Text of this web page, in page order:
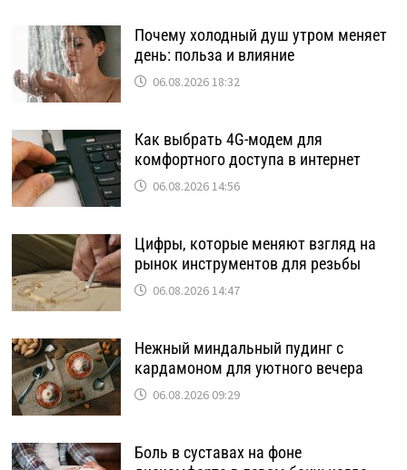
Почему холодный душ утром меняет
день: польза и влияние
06.08.2026 18:32
Как выбрать 4G-модем для
комфортного доступа в интернет
06.08.2026 14:56
Цифры, которые меняют взгляд на
рынок инструментов для резьбы
06.08.2026 14:47
Нежный миндальный пудинг с
кардамоном для уютного вечера
06.08.2026 09:29
Боль в суставах на фоне